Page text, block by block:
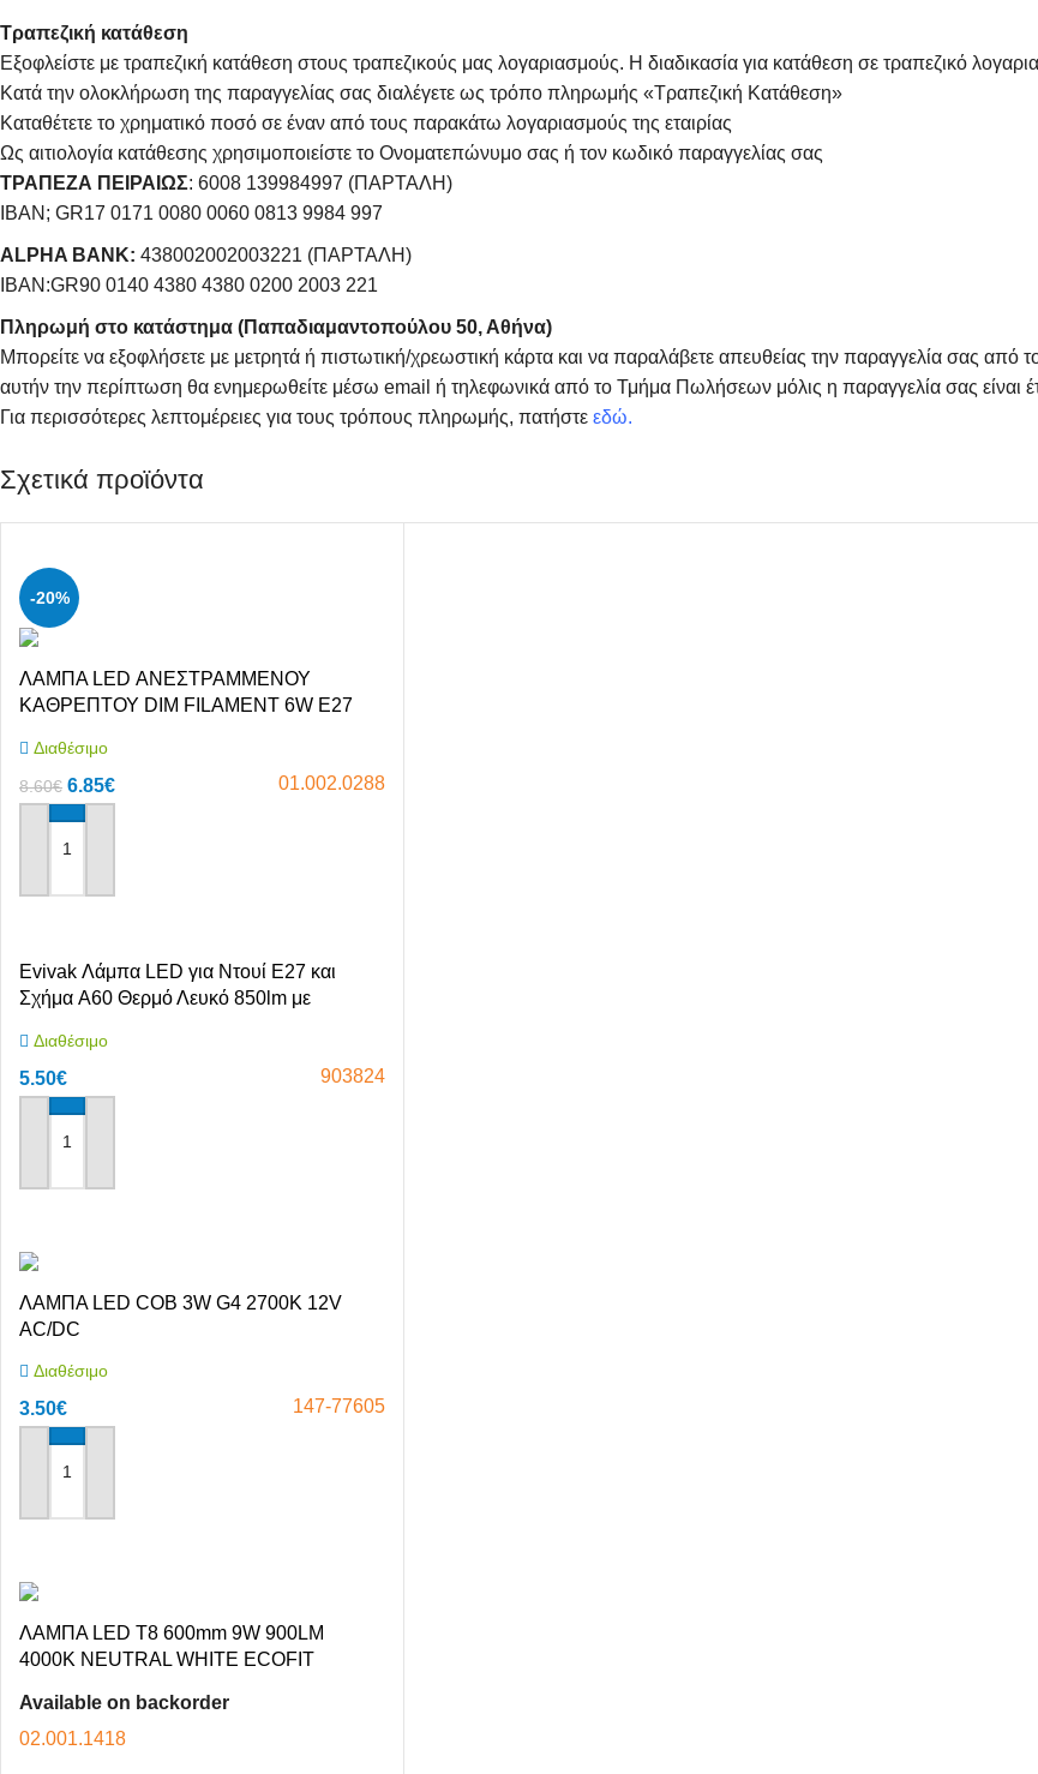
Τραπεζική κατάθεση
Εξοφλείστε με τραπεζική κατάθεση στους τραπεζικούς μας λογαριασμούς. Η διαδικασία για κατάθεση σε τραπεζικό
Κατά την ολοκλήρωση της παραγγελίας σας διαλέγετε ως τρόπο πληρωμής «Τραπεζική Κατάθεση»
Καταθέτετε το χρηματικό ποσό σε έναν από τους παρακάτω λογαριασμούς της εταιρίας
Ως αιτιολογία κατάθεσης χρησιμοποιείστε το Ονοματεπώνυμο σας ή τον κωδικό παραγγελίας σας
ΤΡΑΠΕΖΑ ΠΕΙΡΑΙΩΣ: 6008 139984997 (ΠΑΡΤΑΛΗ)
IBAN; GR17 0171 0080 0060 0813 9984 997
ALPHA BANK: 438002002003221 (ΠΑΡΤΑΛΗ)
IBAN:GR90 0140 4380 4380 0200 2003 221
Πληρωμή στο κατάστημα (Παπαδιαμαντοπούλου 50, Αθήνα)
Μπορείτε να εξοφλήσετε με μετρητά ή πιστωτική/χρεωστική κάρτα και να παραλάβετε απευθείας την παραγγελία σας
αυτήν την περίπτωση θα ενημερωθείτε μέσω email ή τηλεφωνικά από το Τμήμα Πωλήσεων μόλις η παραγγελία σας είναι
Για περισσότερες λεπτομέρειες για τους τρόπους πληρωμής, πατήστε εδώ.
Σχετικά προϊόντα
-20%
ΛΑΜΠΑ LED ΑΝΕΣΤΡΑΜΜΕΝΟΥ
ΚΑΘΡΕΠΤΟΥ DIM FILAMENT 6W E27
Διαθέσιμο
8.60€ 6.85€ 01.002.0288
Evivak Λάμπα LED για Ντουί E27 και
Σχήμα A60 Θερμό Λευκό 850lm με
Διαθέσιμο
5.50€ 903824
ΛΑΜΠΑ LED COB 3W G4 2700K 12V
AC/DC
Διαθέσιμο
3.50€ 147-77605
ΛΑΜΠΑ LED T8 600mm 9W 900LM
4000K NEUTRAL WHITE ECOFIT
Available on backorder
02.001.1418